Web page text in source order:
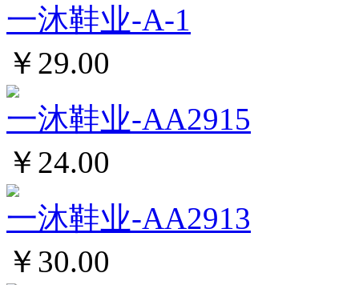
一沐鞋业-A-1
￥29.00
一沐鞋业-AA2915
￥24.00
一沐鞋业-AA2913
￥30.00